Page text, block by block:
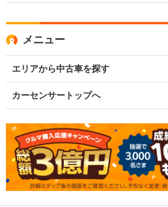
メニュー
エリアから中古車を探す
カーセンサートップへ